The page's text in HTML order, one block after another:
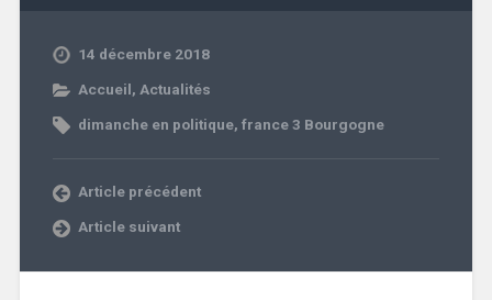
14 décembre 2018
Accueil, Actualités
dimanche en politique, france 3 Bourgogne
Article précédent
Article suivant